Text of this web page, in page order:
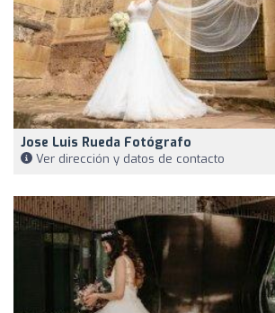
Jose Luis Rueda Fotógrafo
Ver dirección y datos de contacto